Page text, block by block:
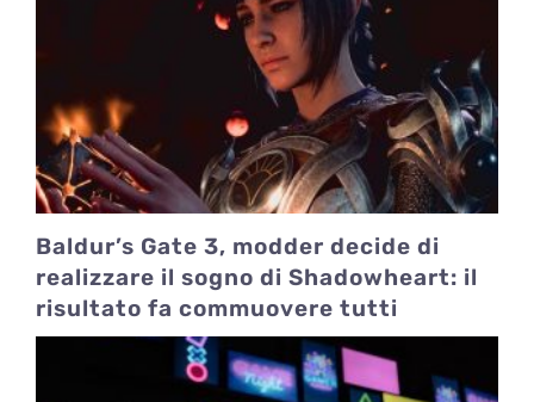
Baldur’s Gate 3, modder decide di
realizzare il sogno di Shadowheart: il
risultato fa commuovere tutti